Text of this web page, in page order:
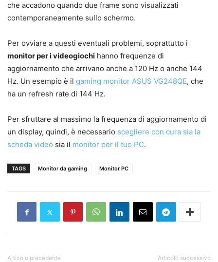
che accadono quando due frame sono visualizzati
contemporaneamente sullo schermo.
Per ovviare a questi eventuali problemi, soprattutto i
monitor per i videogiochi hanno frequenze di
aggiornamento che arrivano anche a 120 Hz o anche 144
Hz. Un esempio è il gaming monitor ASUS VG248QE, che
ha un refresh rate di 144 Hz.
Per sfruttare al massimo la frequenza di aggiornamento di
un display, quindi, è necessario scegliere con cura sia la
scheda video sia il monitor per il tuo PC.
TAGS Monitor da gaming Monitor PC
Articolo precedente Articolo successivo